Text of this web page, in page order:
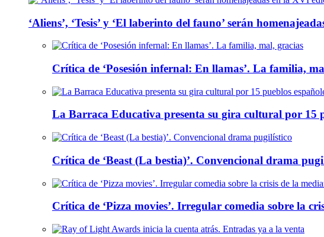
‘Aliens’, ‘Tesis’ y ‘El laberinto del fauno’ serán
Crítica de ‘Posesión infernal: En llamas’. La familia,
La Barraca Educativa presenta su gira cultural por 15
Crítica de ‘Beast (La bestia)’. Convencional drama
Crítica de ‘Pizza movies’. Irregular comedia sobre la